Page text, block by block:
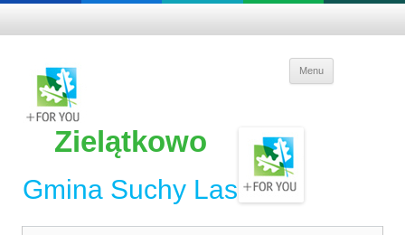
Zielątkowo
Gmina Suchy Las
Menu